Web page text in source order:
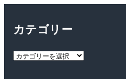
カテゴリー
カ